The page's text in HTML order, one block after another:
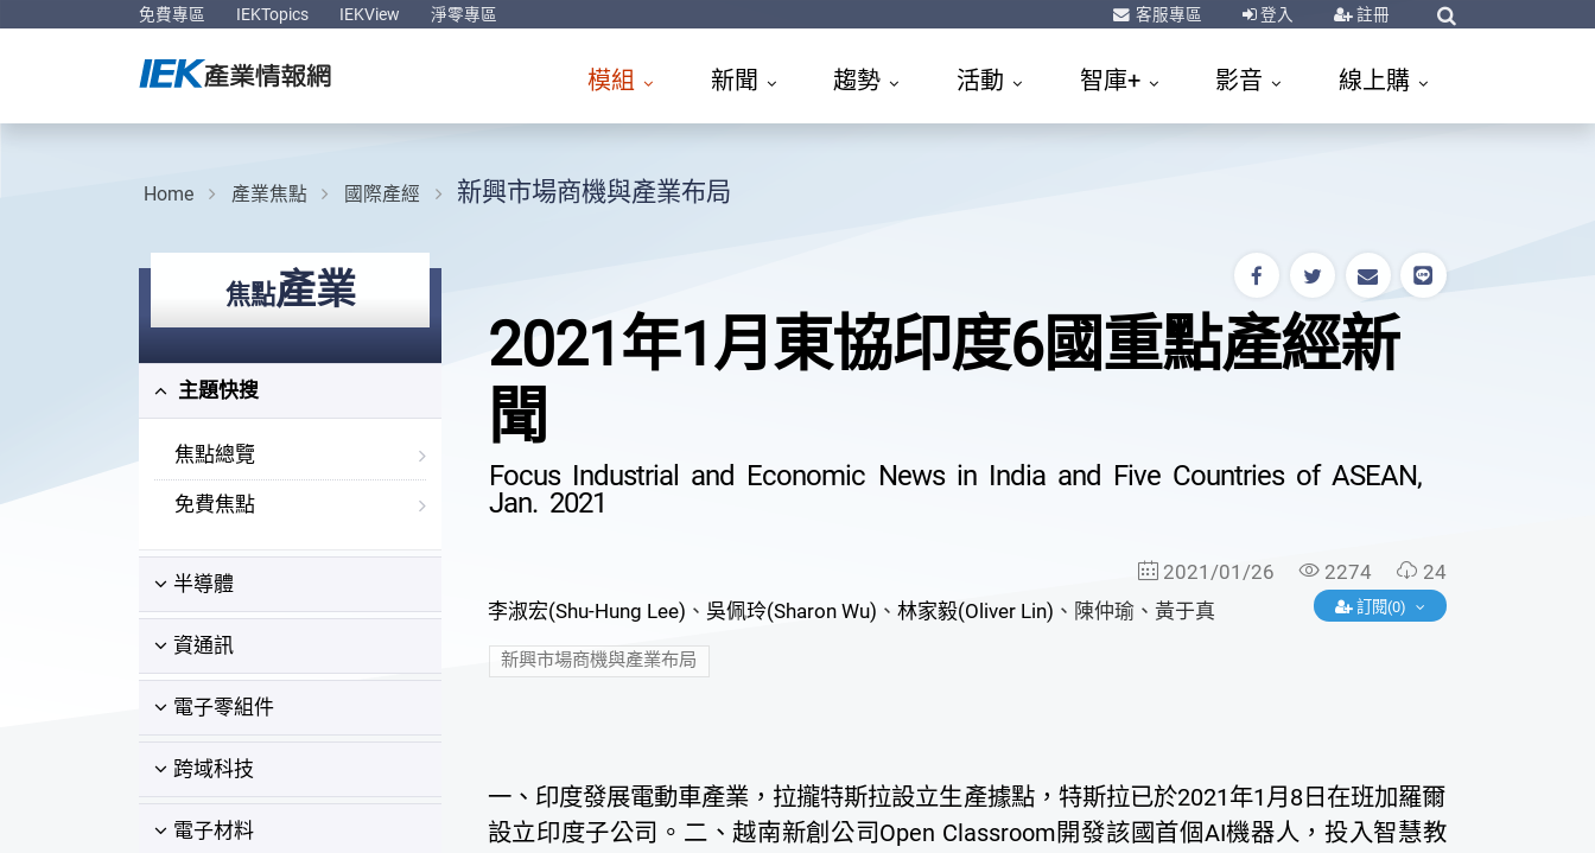
免費專區 IEKTopics IEKView 淨零專區 客服專區 登入 註冊
模組 新聞 趨勢 活動 智庫+ 影音 線上購
Home 產業焦點 國際產經 新興市場商機與產業布局
焦點產業
主題快搜
焦點總覽
免費焦點
半導體
資通訊
電子零組件
跨域科技
電子材料
2021年1月東協印度6國重點產經新
聞
Focus Industrial and Economic News in India and Five Countries of ASEAN,
Jan. 2021
2021/01/26 2274
24
李淑宏(Shu-Hung Lee) 、 吳佩玲(Sharon Wu) 、 林家毅(Oliver Lin) 、 陳仲瑜、 黃于真 訂閱(0)
新興市場商機與產業布局
一、印度發展電動車產業，拉攏特斯拉設立生產據點，特斯拉已於2021年1月8日在班加羅爾
設立印度子公司。二、越南新創公司Open Classroom開發該國首個AI機器人，投入智慧教